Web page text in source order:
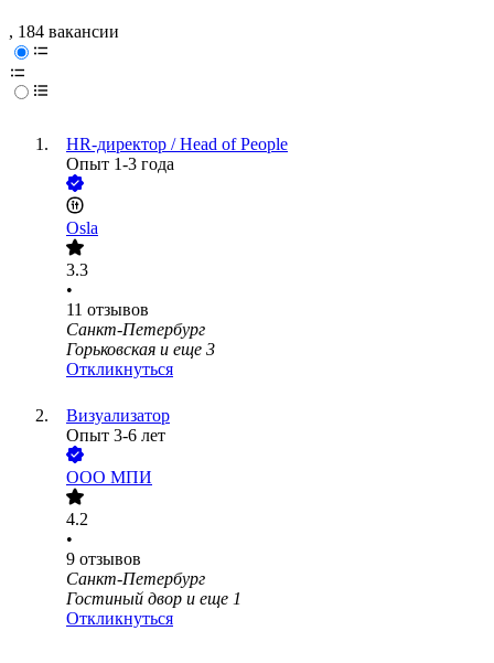
, 184 вакансии
HR-директор / Head of People
Опыт 1-3 года
Osla
3.3
•
11 отзывов
Санкт-Петербург
Горьковская и еще 3
Откликнуться
Визуализатор
Опыт 3-6 лет
ООО МПИ
4.2
•
9 отзывов
Санкт-Петербург
Гостиный двор и еще 1
Откликнуться